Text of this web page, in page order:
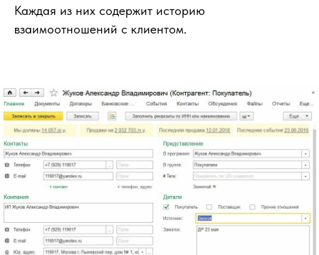
Каждая из них содержит историю
взаимоотношений с клиентом.